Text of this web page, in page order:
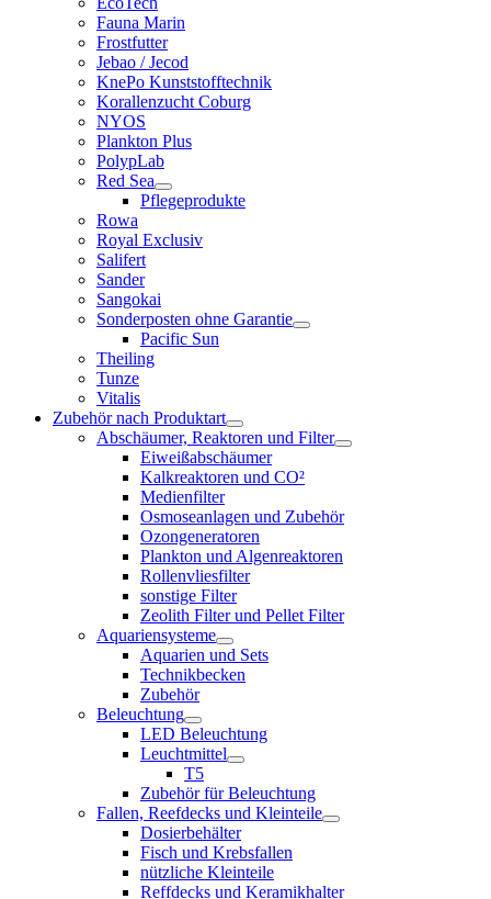
Fauna Marin
Frostfutter
Jebao / Jecod
KnePo Kunststofftechnik
Korallenzucht Coburg
NYOS
Plankton Plus
PolypLab
Red Sea
Pflegeprodukte
Rowa
Royal Exclusiv
Salifert
Sander
Sangokai
Sonderposten ohne Garantie
Pacific Sun
Theiling
Tunze
Vitalis
Zubehör nach Produktart
Abschäumer, Reaktoren und Filter
Eiweißabschäumer
Kalkreaktoren und CO²
Medienfilter
Osmoseanlagen und Zubehör
Ozongeneratoren
Plankton und Algenreaktoren
Rollenvliesfilter
sonstige Filter
Zeolith Filter und Pellet Filter
Aquariensysteme
Aquarien und Sets
Technikbecken
Zubehör
Beleuchtung
LED Beleuchtung
Leuchtmittel
T5
Zubehör für Beleuchtung
Fallen, Reefdecks und Kleinteile
Dosierbehälter
Fisch und Krebsfallen
nützliche Kleinteile
Reffdecks und Keramikhalter